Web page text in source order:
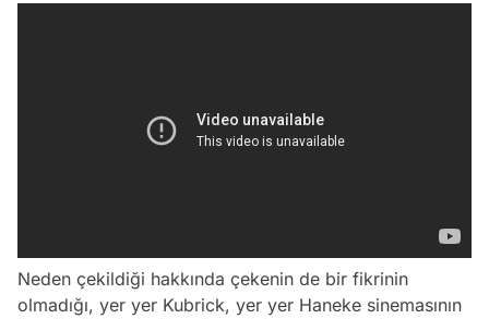
Neden çekildiği hakkında çekenin de bir fikrinin
olmadığı, yer yer Kubrick, yer yer Haneke sinemasının